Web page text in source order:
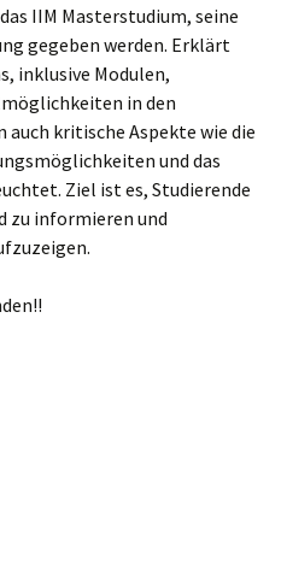
IIM Masterstudium, seine
gegeben werden. Erklärt
inklusive Modulen,
in den
auch kritische Aspekte wie die
und das
Ziel ist es, Studierende
zu informieren und